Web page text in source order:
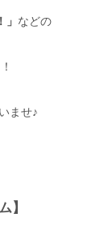
などの
ませ♪
】